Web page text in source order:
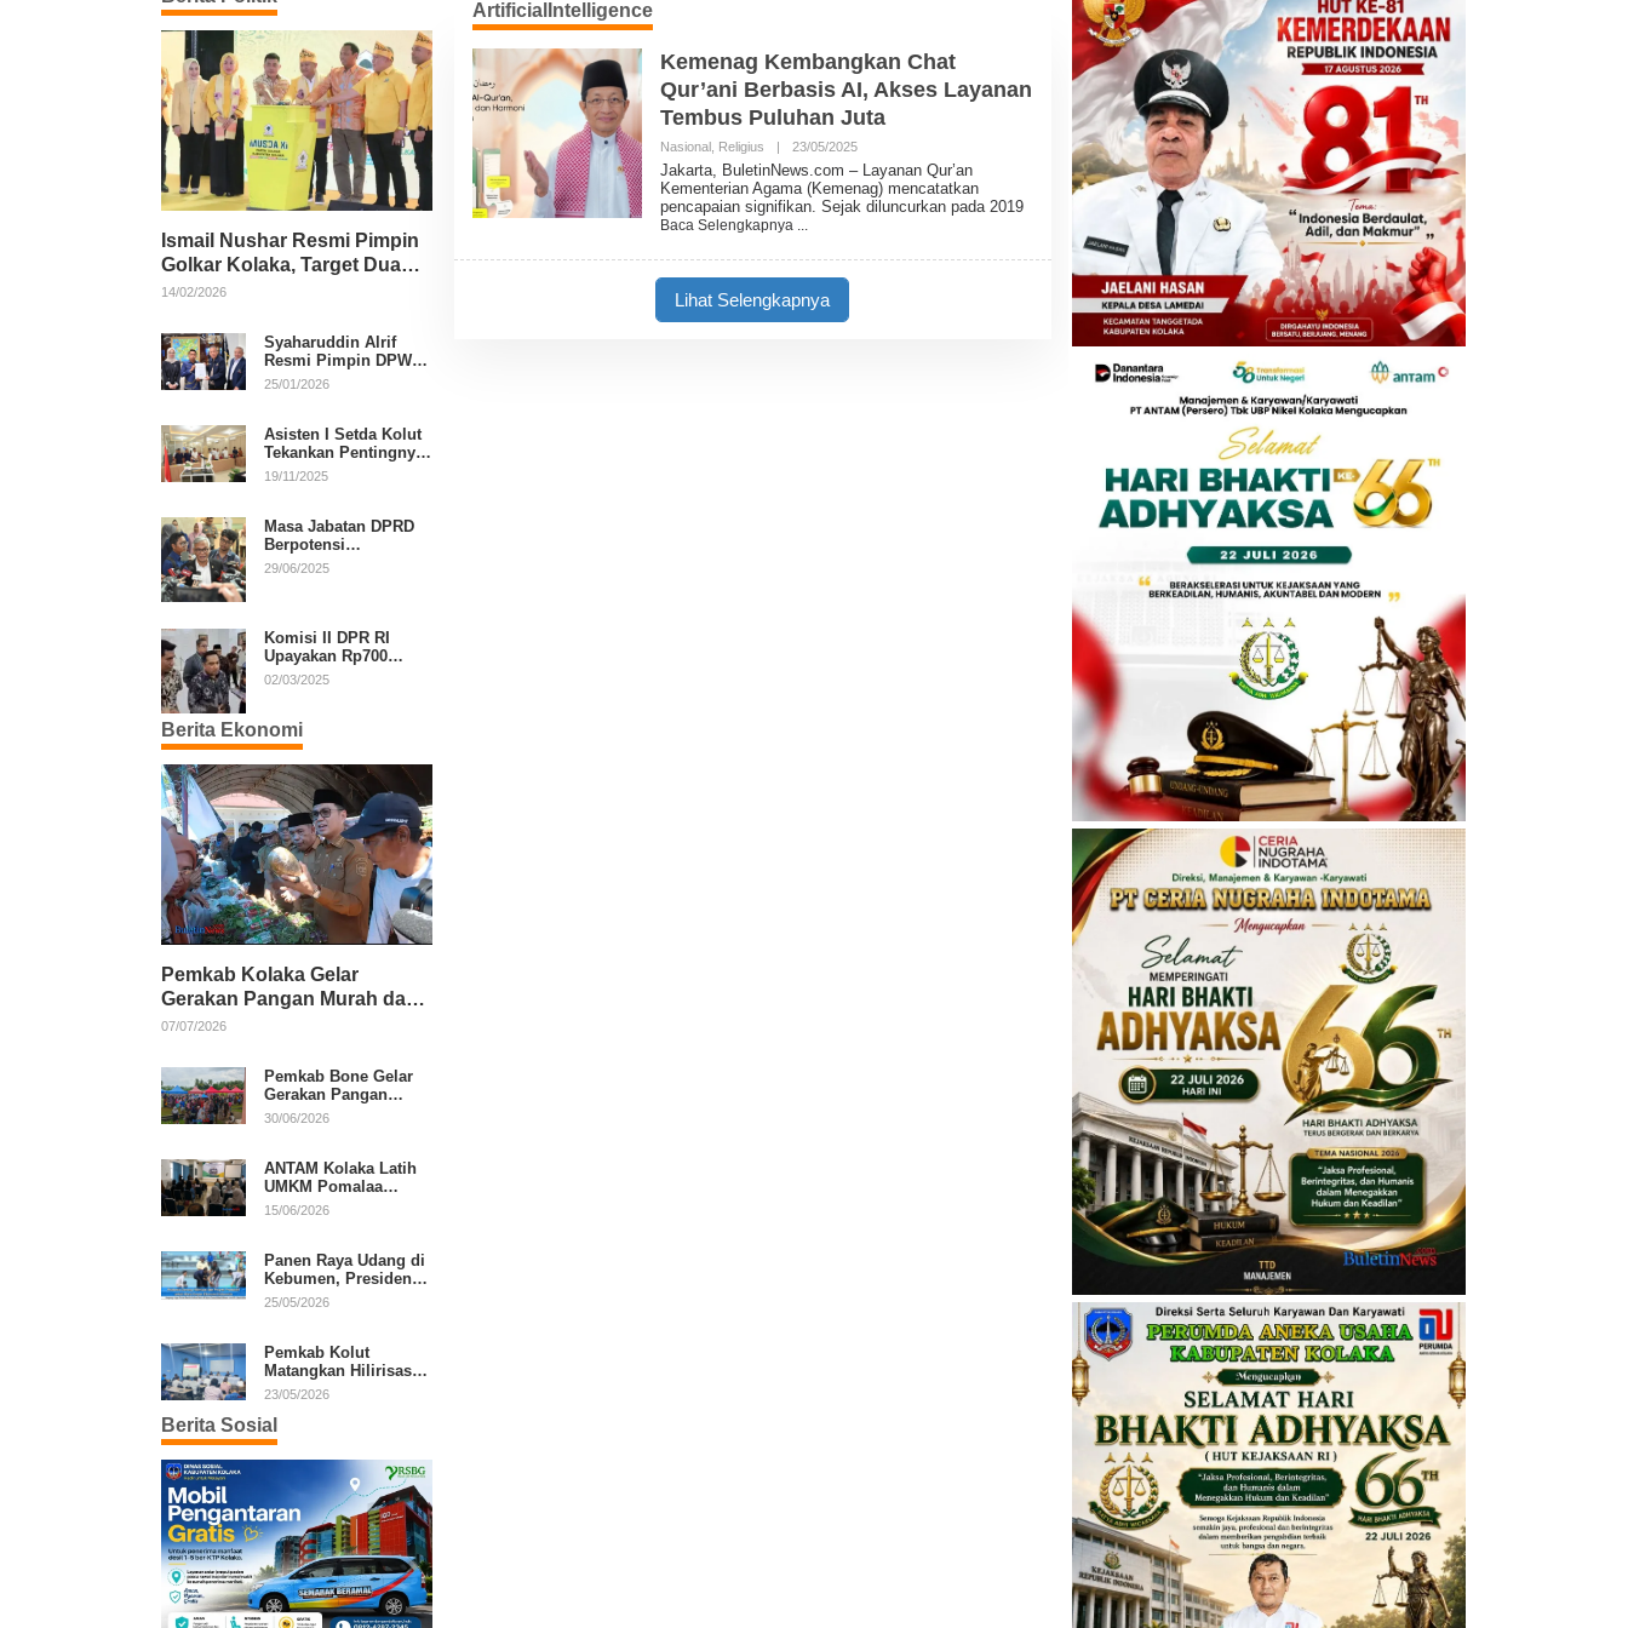
Ismail Nushar Resmi Pimpin
Golkar Kolaka, Target Dua
Kursi per Dapil
14/02/2026
Syaharuddin Alrif
Resmi Pimpin DPW
NasDem Sulsel
25/01/2026
Asisten I Setda Kolut
Tekankan Pentingnya
Pendidikan Politik
19/11/2025
Masa Jabatan DPRD
Berpotensi
Diperpanjang, Aria
29/06/2025
Komisi II DPR RI
Upayakan Rp700
Miliar dari APBN
Putusan MK
02/03/2025
Berita Ekonomi
Pemkab Kolaka Gelar
Gerakan Pangan Murah dan
Salurkan Pupuk Organik
07/07/2026
Pemkab Bone Gelar
Gerakan Pangan
Murah, Warga Serbu
30/06/2026
ANTAM Kolaka Latih
UMKM Pomalaa
Kembangkan Produk
15/06/2026
Panen Raya Udang di
Kebumen, Presiden
Prabowo Tekankan
25/05/2026
Pemkab Kolut
Matangkan Hilirisasi
Kakao dan Kelapa,
Daerah
23/05/2026
Berita Sosial
ArtificialIntelligence
Kemenag Kembangkan Chat
Qur’ani Berbasis AI, Akses Layanan
Tembus Puluhan Juta
Nasional, Religius | 23/05/2025O
E
H
B
E
Jakarta, BuletinNews.com – Layanan Qur’an
Kementerian Agama (Kemenag) mencatatkan
pencapaian signifikan. Sejak diluncurkan pada 2019
Baca Selengkapnya
Lihat Selengkapnya